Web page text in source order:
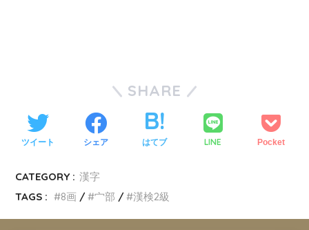
SHARE
ツイート シェア はてブ LINE Pocket
CATEGORY : 漢字
TAGS :
8画 宀部 漢検2級